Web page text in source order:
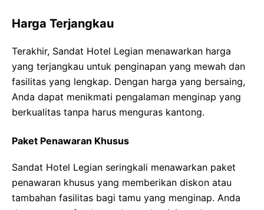
Harga Terjangkau
Terakhir, Sandat Hotel Legian menawarkan harga
yang terjangkau untuk penginapan yang mewah dan
fasilitas yang lengkap. Dengan harga yang bersaing,
Anda dapat menikmati pengalaman menginap yang
berkualitas tanpa harus menguras kantong.
Paket Penawaran Khusus
Sandat Hotel Legian seringkali menawarkan paket
penawaran khusus yang memberikan diskon atau
tambahan fasilitas bagi tamu yang menginap. Anda